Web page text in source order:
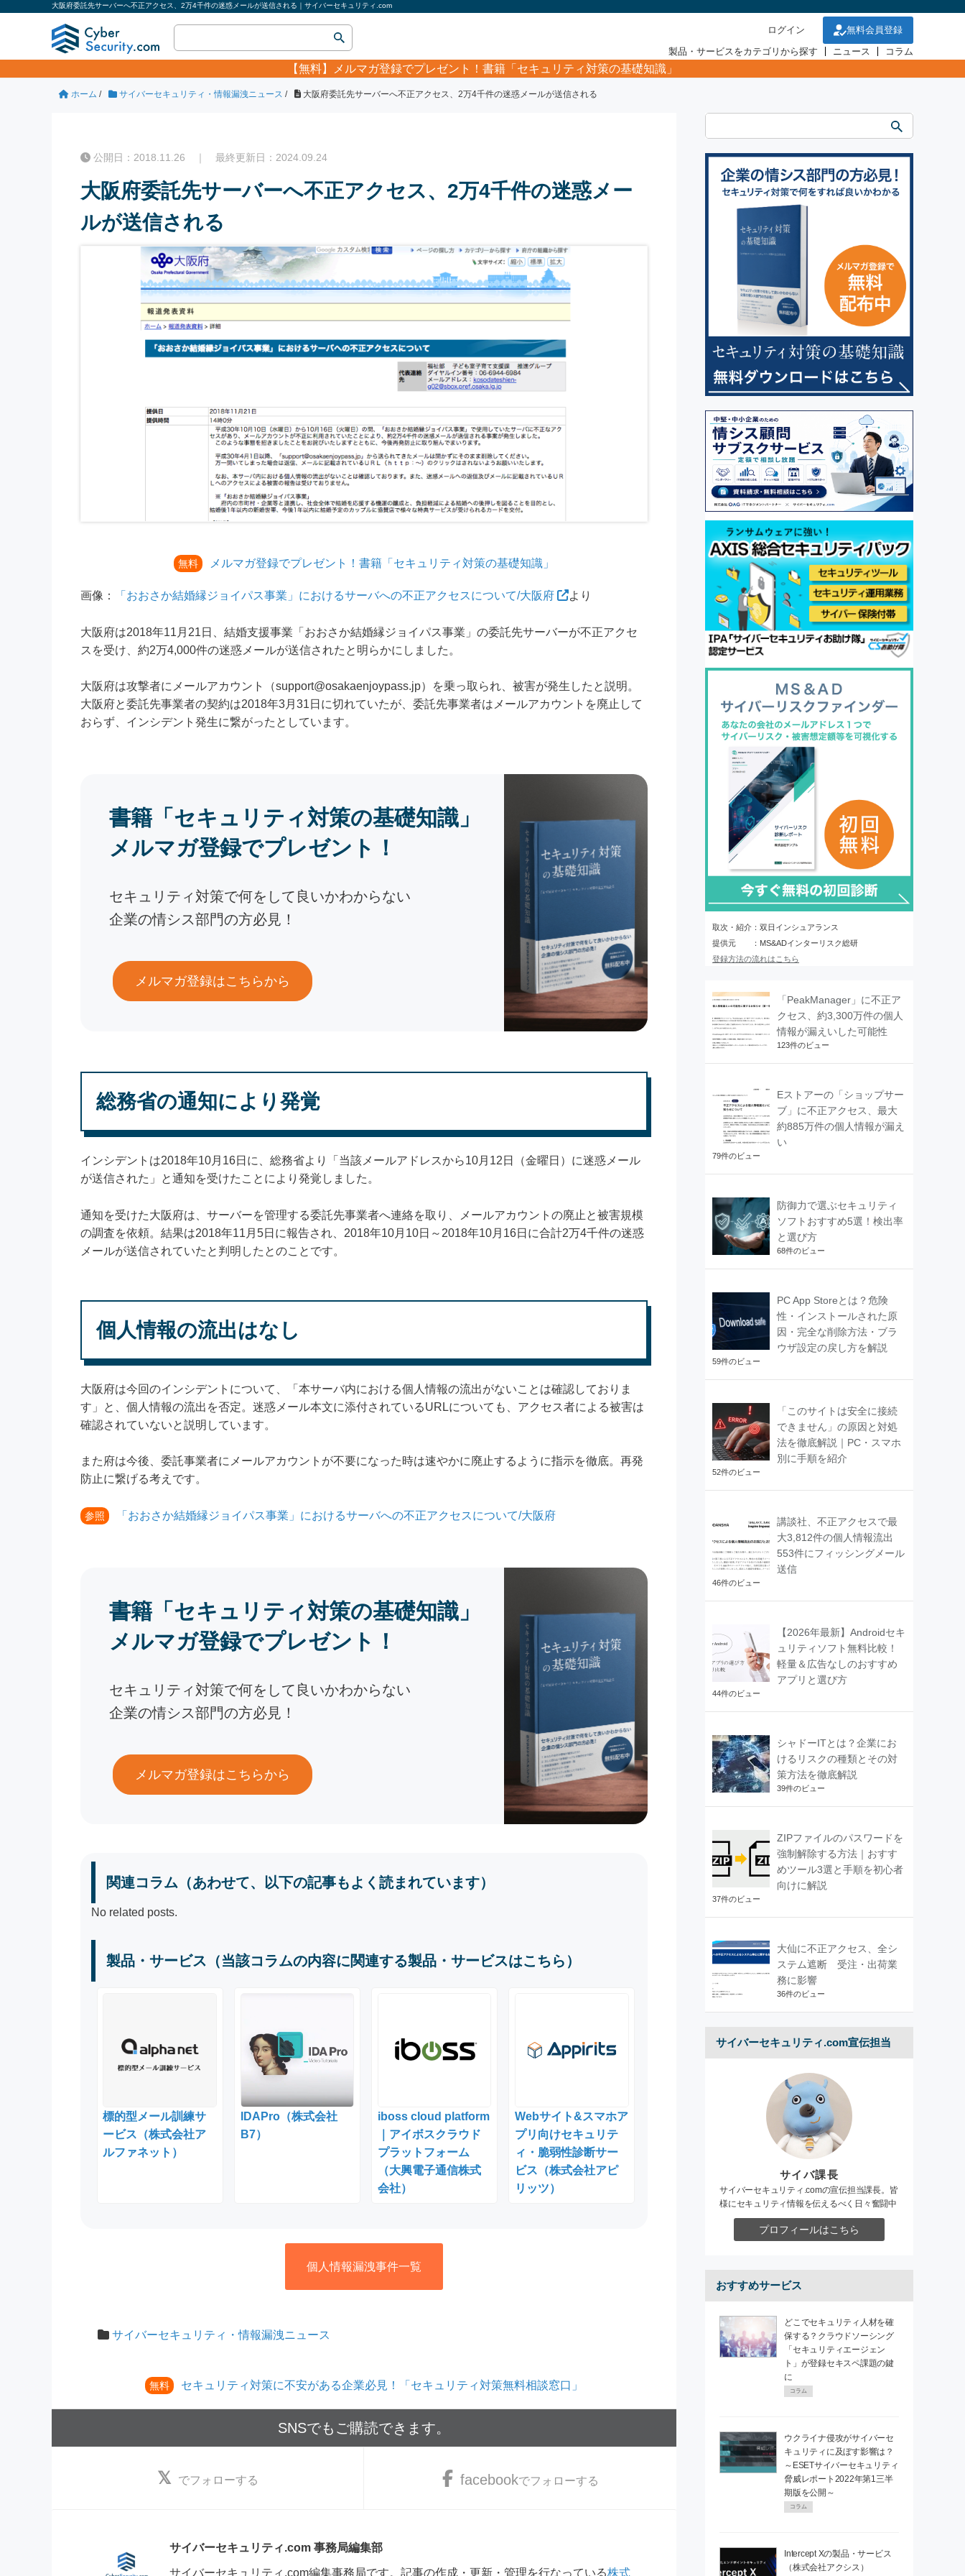
大阪府委託先サーバーへ不正アクセス、2万4千件の迷惑メールが送信される｜サイバーセキュリティ.com
ログイン
無料会員登録
製品・サービスをカテゴリから探す
ニュース コラム
【無料】 メルマガ登録でプレゼント！書籍「セキュリティ対策の基礎知識」
ホーム / サイバーセキュリティ・情報漏洩ニュース / 大阪府委託先サーバーへ不正アクセス、2万4千件の迷惑メールが送信される
公開日：2018.11.26 ｜ 最終更新日：2024.09.24
大阪府委託先サーバーへ不正アクセス、2万4千件の迷惑メー
ルが送信される
無料 メルマガ登録でプレゼント！書籍「セキュリティ対策の基礎知識」
画像： 「おおさか結婚縁ジョイパス事業」におけるサーバへの不正アクセスについて/大阪府 より
大阪府は2018年11月21日、結婚支援事業「おおさか結婚縁ジョイパス事業」の委託先サーバーが不正アクセ
スを受け、約2万4,000件の迷惑メールが送信されたと明らかにしました。
大阪府は攻撃者にメールアカウント（support@osakaenjoypass.jp）を乗っ取られ、被害が発生したと説明。
大阪府と委託先事業者の契約は2018年3月31日に切れていたが、委託先事業者はメールアカウントを廃止して
おらず、インシデント発生に繋がったとしています。
書籍「セキュリティ対策の基礎知識」
メルマガ登録でプレゼント！
セキュリティ対策で何をして良いかわからない
企業の情シス部門の方必見！
メルマガ登録はこちらから
総務省の通知により発覚
インシデントは2018年10月16日に、総務省より「当該メールアドレスから10月12日（金曜日）に迷惑メール
が送信された」と通知を受けたことにより発覚しました。
通知を受けた大阪府は、サーバーを管理する委託先事業者へ連絡を取り、メールアカウントの廃止と被害規模
の調査を依頼。結果は2018年11月5日に報告され、2018年10月10日～2018年10月16日に合計2万4千件の迷惑
メールが送信されていたと判明したとのことです。
個人情報の流出はなし
大阪府は今回のインシデントについて、「本サーバ内における個人情報の流出がないことは確認しておりま
す」と、個人情報の流出を否定。迷惑メール本文に添付されているURLについても、アクセス者による被害は
確認されていないと説明しています。
また府は今後、委託事業者にメールアカウントが不要になった時は速やかに廃止するように指示を徹底。再発
防止に繋げる考えです。
参照 「おおさか結婚縁ジョイパス事業」におけるサーバへの不正アクセスについて/大阪府
書籍「セキュリティ対策の基礎知識」
メルマガ登録でプレゼント！
セキュリティ対策で何をして良いかわからない
企業の情シス部門の方必見！
メルマガ登録はこちらから
関連コラム（あわせて、以下の記事もよく読まれています）
No related posts.
製品・サービス（当該コラムの内容に関連する製品・サービスはこちら）
標的型メール訓練サ
ービス（株式会社ア
ルファネット）
IDAPro（株式会社
B7）
iboss cloud platform
｜アイボスクラウド
プラットフォーム
（大興電子通信株式
会社）
Webサイト&スマホア
プリ向けセキュリテ
ィ・脆弱性診断サー
ビス（株式会社アピ
リッツ）
個人情報漏洩事件一覧
サイバーセキュリティ・情報漏洩ニュース
無料 セキュリティ対策に不安がある企業必見！「セキュリティ対策無料相談窓口」
SNSでもご購読できます。
でフォローする facebookでフォローする
サイバーセキュリティ.com 事務局編集部
サイバーセキュリティ.com編集事務局です。記事の作成・更新・管理を行なっている株式
取次・紹介：双日インシュアランス
提供元 ：MS&ADインターリスク総研
登録方法の流れはこちら
「PeakManager」に不正ア
クセス、約3,300万件の個人
情報が漏えいした可能性
123件のビュー
Eストアーの「ショップサー
ブ」に不正アクセス、最大
約885万件の個人情報が漏え
い
79件のビュー
防御力で選ぶセキュリティ
ソフトおすすめ5選！検出率
と選び方
68件のビュー
PC App Storeとは？危険
性・インストールされた原
因・完全な削除方法・ブラ
ウザ設定の戻し方を解説
59件のビュー
「このサイトは安全に接続
できません」の原因と対処
法を徹底解説｜PC・スマホ
別に手順を紹介
52件のビュー
講談社、不正アクセスで最
大3,812件の個人情報流出
553件にフィッシングメール
送信
46件のビュー
【2026年最新】Androidセキ
ュリティソフト無料比較！
軽量＆広告なしのおすすめ
アプリと選び方
44件のビュー
シャドーITとは？企業にお
けるリスクの種類とその対
策方法を徹底解説
39件のビュー
ZIPファイルのパスワードを
強制解除する方法｜おすす
めツール3選と手順を初心者
向けに解説
37件のビュー
大仙に不正アクセス、全シ
ステム遮断 受注・出荷業
務に影響
36件のビュー
サイバーセキュリティ.com宣伝担当
サイバ課長
サイバーセキュリティ.comの宣伝担当課長。皆
様にセキュリティ情報を伝えるべく日々奮闘中
プロフィールはこちら
おすすめサービス
どこでセキュリティ人材を確
保する？クラウドソーシング
「セキュリティエージェン
ト」が登録セキスペ課題の鍵
に
コラム
ウクライナ侵攻がサイバーセ
キュリティに及ぼす影響は？
～ESETサイバーセキュリティ
脅威レポート2022年第1三半
期版を公開～
コラム
Intercept Xの製品・サービス
（株式会社アクシス）